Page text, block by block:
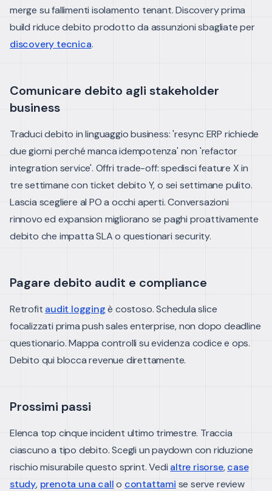
merge su fallimenti isolamento tenant.Discovery prima
build riduce debito prodotto da assunzioni sbagliate per
discovery tecnica.
Comunicare debito agli stakeholder
business
Traduci debito in linguaggio business: 'resync ERP richiede
due giorni perché manca idempotenza' non 'refactor
integration service'. Offri trade-off: spedisci feature X in
tre settimane con ticket debito Y, o sei settimane pulito.
Lascia scegliere al PO a occhi aperti.Conversazioni
rinnovo ed expansion migliorano se paghi proattivamente
debito che impatta SLA o questionari security.
Pagare debito audit e compliance
Retrofit audit loggingè costoso. Schedula slice
focalizzati prima push sales enterprise, non dopo deadline
questionario.Mappa controlli su evidenza codice e ops.
Debito qui blocca revenue direttamente.
Prossimi passi
Elenca top cinque incident ultimo trimestre. Traccia
ciascuno a tipo debito. Scegli un paydown con riduzione
rischio misurabile questo sprint.Vedi altre risorse,case
study, prenota una callo contattami se serve review